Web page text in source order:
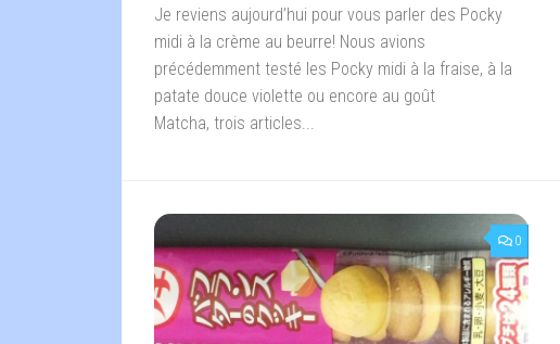
Je reviens aujourd’hui pour vous parler des Pocky
midi à la crème au beurre! Nous avions
précédemment testé les Pocky midi à la fraise, à la
patate douce violette ou encore au goût
Matcha, trois articles...
0